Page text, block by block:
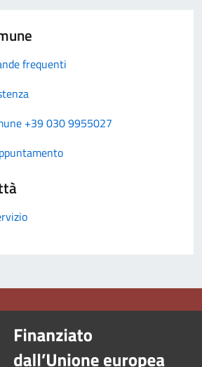
frequenti
+39 030 9955027